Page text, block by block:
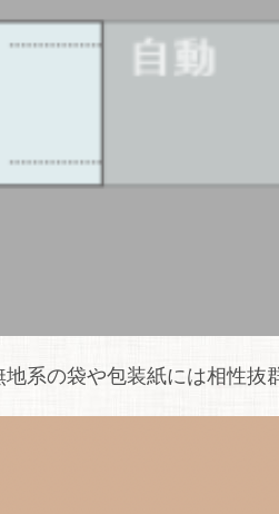
系の袋や包装紙には相性